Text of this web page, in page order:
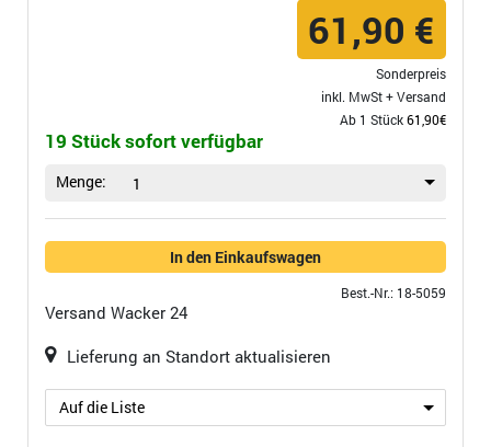
61,90 €
Sonderpreis
inkl. MwSt +Versand
Ab 1 Stück61,90€
19 Stück sofort verfügbar
Menge: 1
In den Einkaufswagen
Best.-Nr.: 18-5059
Versand Wacker 24
Lieferung an Standort aktualisieren
Auf die Liste